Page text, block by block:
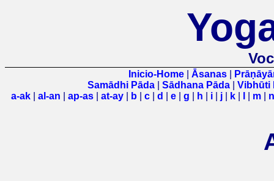
Inicio-Home Āsanas
Samādhi Pāda
Sādhana Pāda
Vibhūti
a-ak al-an ap-as at-ay b c d e g h i j k m n